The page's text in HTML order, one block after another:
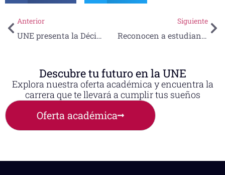
Anterior
UNE presenta la Décima Edición de la Carrera Atlética “Don Rodolfo Sandoval Álvarez” 2025
Siguiente
Reconocen a estudiantes de Q.F.B. con el Premio CENEVAL al Desempeño de Excelencia
Descubre tu futuro en la UNE
Explora nuestra oferta académica y encuentra la
carrera que te llevará a cumplir tus sueños
Oferta académica